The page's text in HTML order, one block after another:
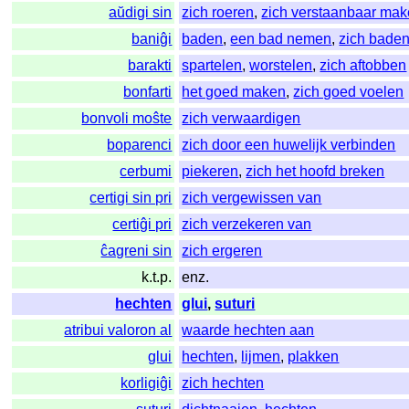
aŭdigi sin
zich roeren,zich verstaanbaar
baniĝi
baden,een bad nemen,zich baden
barakti
spartelen,worstelen,zich aftobben
bonfarti
het goed maken,zich goed voelen
bonvoli moŝte
zich verwaardigen
boparenci
zich door een huwelijk verbinden
cerbumi
piekeren,zich het hoofd breken
certigi sin pri
zich vergewissen van
certiĝi pri
zich verzekeren van
ĉagreni sin
zich ergeren
k.t.p.
enz.
hechten
glui,suturi
atribui valoron al
waarde hechten aan
glui
hechten, lijmen, plakken
korligiĝi
zich hechten